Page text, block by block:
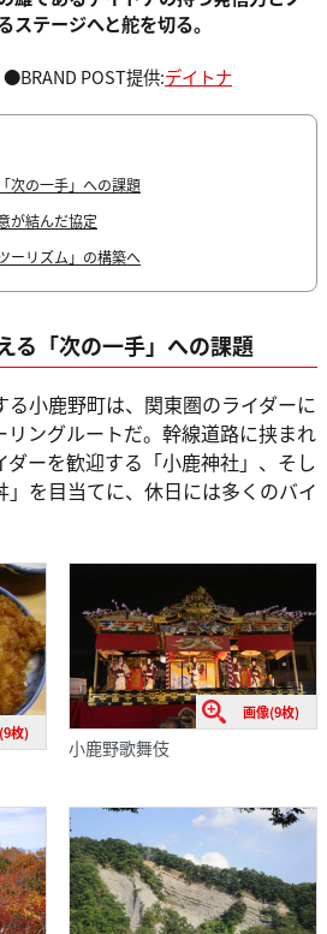
テージへと舵を切る。
POST提供:デイトナ
次の一手」への課題
が結んだ協定
ーリズム」の構築へ
る「次の一手」への課題
小鹿野町は、関東圏のライダーに
リングルートだ。幹線道路に挟まれ
ーを歓迎する「小鹿神社」、そし
を目当てに、休日には多くのバイ
枚)
画像(9枚)
小鹿野歌舞伎